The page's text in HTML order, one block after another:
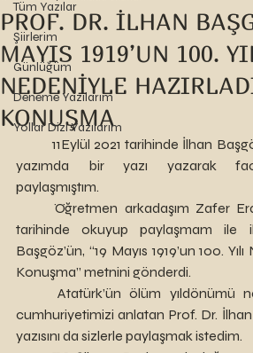
Tüm Yazılar
Şiirlerim
Günlüğüm
Deneme Yazılarım
Yollar Dizi Yazılarım
PROF. DR. İLHAN
MAYIS 1919’UN 100.
NEDENİYLE
KONUŞMA
	11Eylül 2021 tarihinde İlhan Başgöz ile ilgili “Yollar Dizi”
yazımda bir yazı yazarak
paylaşmıştım.
	Öğretmen arkadaşım Zafer Eraydın. 28 Ekim 2022
tarihinde okuyup paylaşmam ile
Başgöz’ün, “19 Mayıs 1919’un 100.
Konuşma” metnini gönderdi.
cumhuriyetimizi anlatan Prof. Dr.
yazısını da sizlerle paylaşmak istedim.